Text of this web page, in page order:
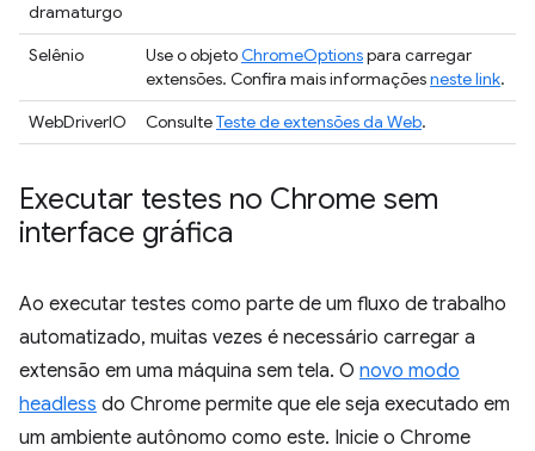
dramaturgo
Selênio Use o objetoChromeOptionspara carregar
extensões. Confira mais informaçõesneste link.
WebDriverIO
ConsulteTeste de extensões da Web.
Executar testes no Chrome sem
interface gráfica
Ao executar testes como parte de um fluxo de trabalho
automatizado, muitas vezes é necessário carregar a
extensão em uma máquina sem tela. O novo modo
headless do Chrome permite que ele seja executado em
um ambiente autônomo como este. Inicie o Chrome